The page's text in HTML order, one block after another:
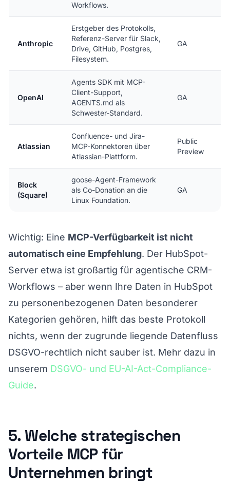
Workflows.
Anthropic
Erstgeber des Protokolls,
Referenz-Server für Slack,
Drive, GitHub, Postgres,
Filesystem.
GA
OpenAI
Agents SDK mit MCP-
Client-Support,
AGENTS.md als
Schwester-Standard.
GA
Atlassian
Confluence- und Jira-
MCP-Konnektoren über
Atlassian-Plattform.
Public
Preview
Block
(Square)
goose-Agent-Framework
als Co-Donation an die
Linux Foundation.
GA
Wichtig: Eine MCP-Verfügbarkeit ist nicht
automatisch eine Empfehlung. Der HubSpot-
Server etwa ist großartig für agentische CRM-
Workflows – aber wenn Ihre Daten in HubSpot
zu personenbezogenen Daten besonderer
Kategorien gehören, hilft das beste Protokoll
nichts, wenn der zugrunde liegende Datenfluss
DSGVO-rechtlich nicht sauber ist. Mehr dazu in
unserem DSGVO- und EU-AI-Act-Compliance-
Guide.
5. Welche strategischen
Vorteile MCP für
Unternehmen bringt